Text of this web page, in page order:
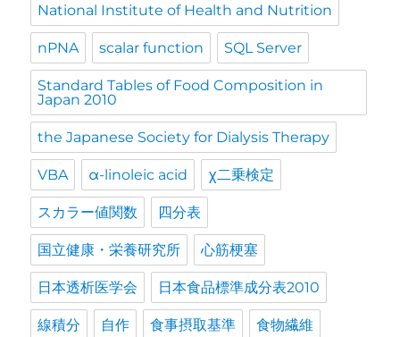
National Institute of Health and Nutrition
nPNA scalar function SQL Server
Standard Tables of Food Composition in
Japan 2010
the Japanese Society for Dialysis Therapy
VBA α-linoleic acid χ二乗検定
スカラー値関数 四分表
国立健康・栄養研究所 心筋梗塞
日本透析医学会 日本食品標準成分表2010
線積分 自作 食事摂取基準 食物繊維